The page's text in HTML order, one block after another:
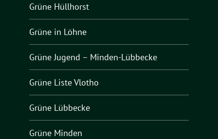
Grüne Hüllhorst
Grüne in Löhne
Grüne Jugend – Minden-Lübbecke
Grüne Liste Vlotho
Grüne Lübbecke
Grüne Minden